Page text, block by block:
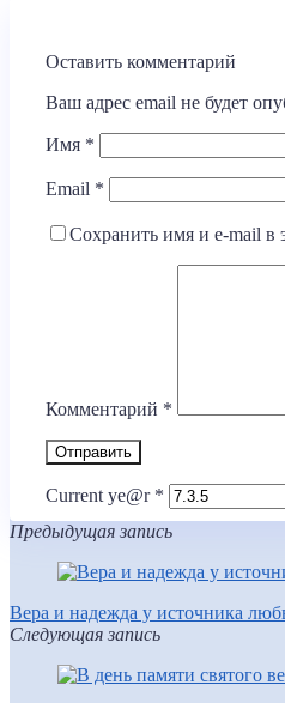
Оставить комментарий
Ваш адрес email не будет
Имя *
Email *
Сохранить имя и e-mail в
Комментарий *
Current ye@r *
Предыдущая запись
Вера и надежда у источника
Следующая запись